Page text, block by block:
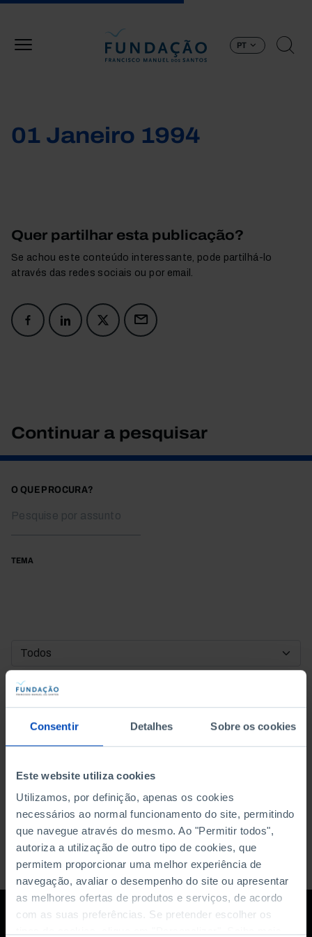
Consentir Detalhes Sobre os cookies
Este website utiliza cookies
Utilizamos, por definição, apenas os cookies
necessários ao normal funcionamento do site, permitindo
que navegue através do mesmo. Ao "Permitir todos",
autoriza a utilização de outro tipo de cookies, que
permitem proporcionar uma melhor experiência de
navegação, avaliar o desempenho do site ou apresentar
as melhores ofertas de produtos e serviços, de acordo
com as suas preferências. Se pretender escolher os
PT
01 Janeiro 1994
Quer partilhar esta publicação?
Se achou este conteúdo interessante, pode partilhá-lo
através das redes sociais ou por email.
Continuar a pesquisar
O QUE PROCURA?
TEMA
DATA DE INÍCIO
DATA DE FIM